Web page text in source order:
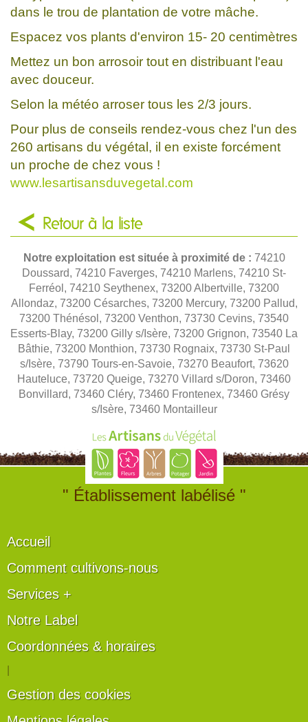
dans le trou de plantation de votre mâche.
Espacez vos plants d'environ 15- 20 centimètres
Mettez un bon arrosoir tout en distribuant l'eau
avec douceur.
Selon la météo arroser tous les 2/3 jours.
Pour plus de conseils rendez-vous chez l'un des
260 artisans du végétal, il en existe forcément
un proche de chez vous !
www.lesartisansduvegetal.com
Retour à la liste
Notre exploitation est située à proximité de : 74210
Doussard, 74210 Faverges, 74210 Marlens, 74210 St-
Ferréol, 74210 Seythenex, 73200 Albertville, 73200
Allondaz, 73200 Césarches, 73200 Mercury, 73200 Pallud,
73200 Thénésol, 73200 Venthon, 73730 Cevins, 73540
Esserts-Blay, 73200 Gilly s/Isère, 73200 Grignon, 73540 La
Bâthie, 73200 Monthion, 73730 Rognaix, 73730 St-Paul
s/Isère, 73790 Tours-en-Savoie, 73270 Beaufort, 73620
Hauteluce, 73720 Queige, 73270 Villard s/Doron, 73460
Bonvillard, 73460 Cléry, 73460 Frontenex, 73460 Grésy
s/Isère, 73460 Montailleur
" Établissement labélisé "
Accueil
Comment cultivons-nous
Services +
Notre Label
Coordonnées & horaires
Gestion des cookies